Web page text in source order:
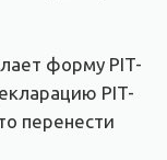
форму PIT-
PIT-
перенести